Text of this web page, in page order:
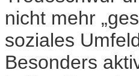
nicht mehr
soziales
Besonders